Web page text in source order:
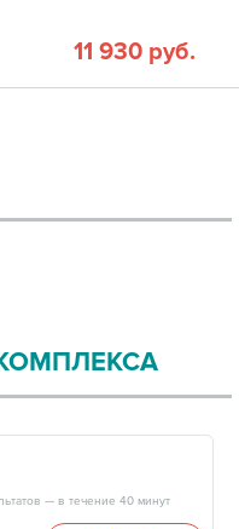
11 930 руб.
— в течение 40 минут